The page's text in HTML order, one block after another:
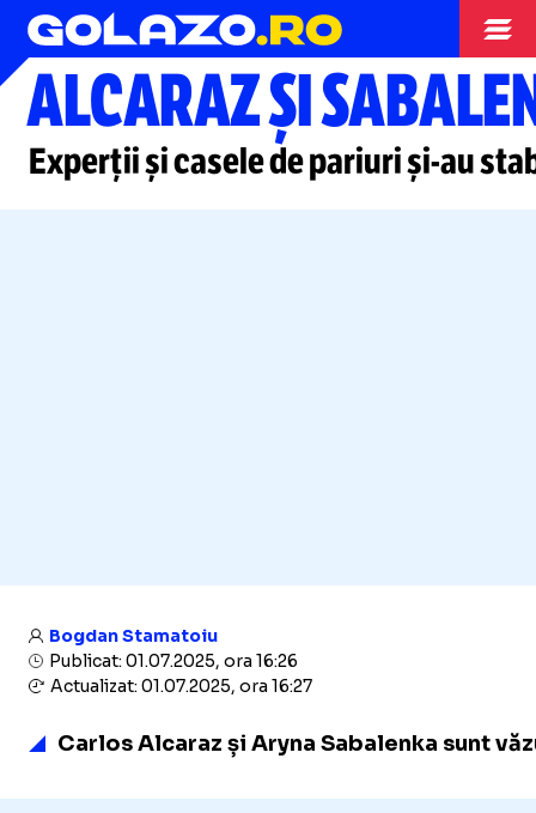
Tenis
ALCARAZ ȘI
Experții și casele de pariuriși-au
Bogdan Stamatoiu
Publicat: 01.07.2025, ora 16:26
Actualizat: 01.07.2025, ora 16:27
Carlos Alcaraz și Aryna Sabalenka sunt